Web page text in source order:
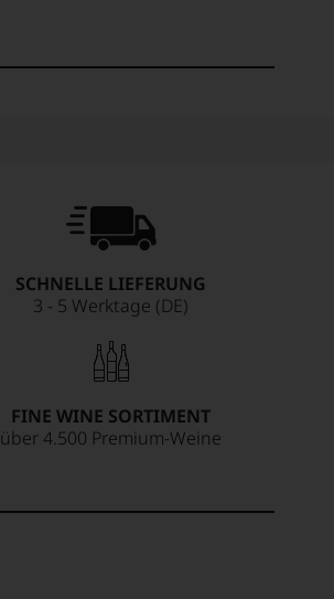
SCHNELLE LIEFERUNG
3 - 5 Werktage (DE)
FINE WINE SORTIMENT
über 4.500 Premium-Weine